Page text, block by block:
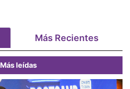
Más Recientes
Más leídas